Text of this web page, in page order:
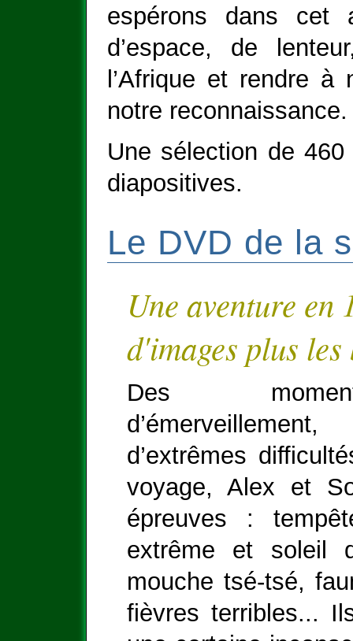
espérons dans cet
d’espace, de
l’Afrique et rendre
notre reconnaissance.
Une sélection de
diapositives.
Le DVD de la
Une aventure en
d'images plus les
Des
d’extrêmes
voyage, Alex et
épreuves :
extrême et soleil
mouche tsé-tsé,
fièvres terribles...